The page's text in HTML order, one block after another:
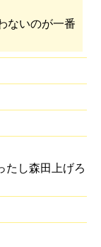
ないのが一番
たし森田上げろ